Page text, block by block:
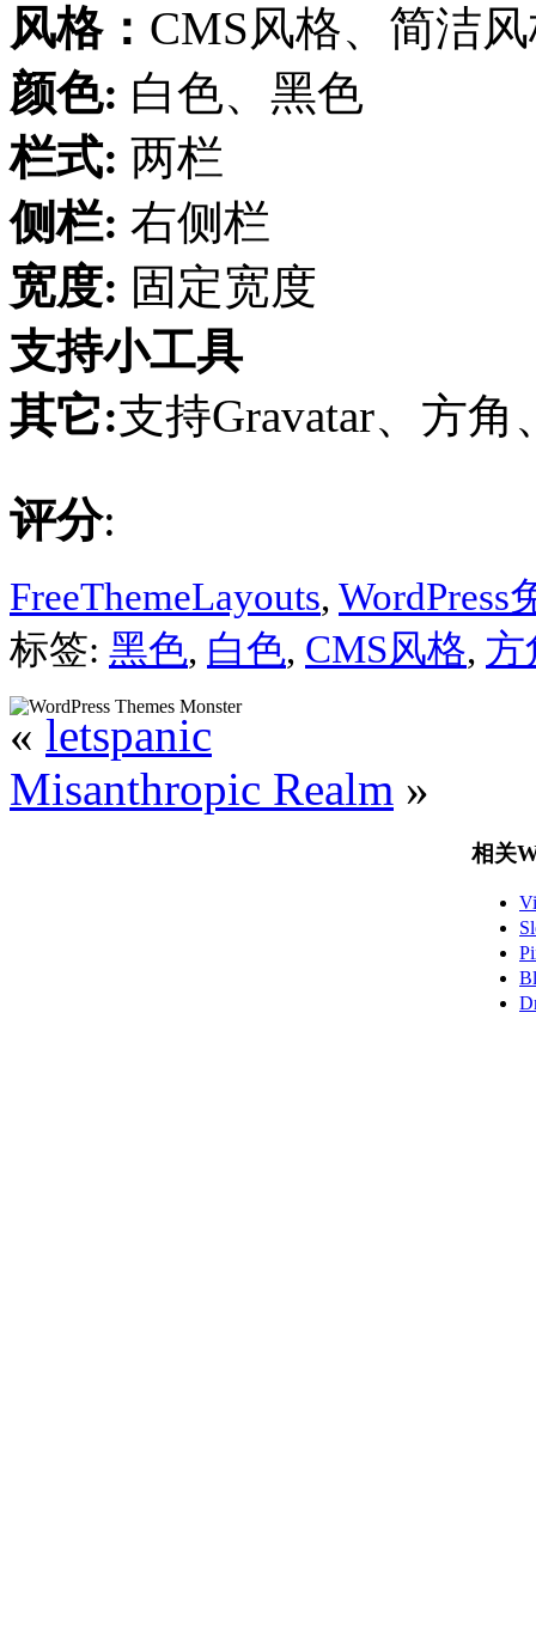
风格： CMS风格、简洁
颜色: 白色、黑色
栏式: 两栏
侧栏: 右侧栏
宽度: 固定宽度
支持小工具
其它:支持Gravatar、方角
评分:
FreeThemeLayouts, WordPress
标签: 黑色, 白色, CMS风格, 方
« letspanic
Misanthropic Realm »
相关